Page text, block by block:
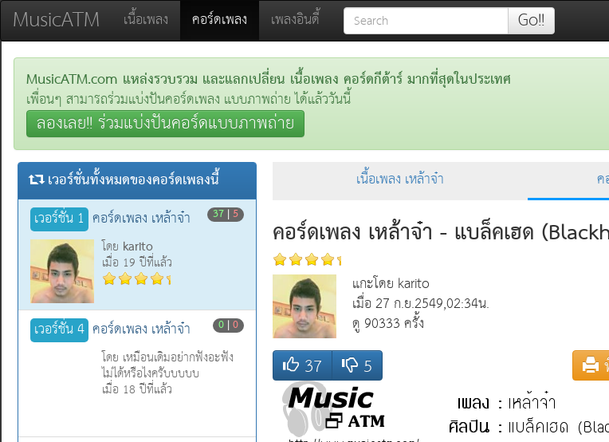
MusicATM เนื้อเพลง คอร์ดเพลง (current)
เพลงอินดี้ Go!!
MusicATM.com แหล่งรวบรวม และแลกเปลี่ยน เนื้อเพลง คอร์ดกีต้าร์ มากที่สุดในประเทศ
เพื่อนๆ สามารถร่วมแบ่งปันคอร์ดเพลง แบบภาพถ่าย ได้แล้ววันนี้
ลองเลย!! ร่วมแบ่งปันคอร์ดแบบภาพถ่าย
เนื้อเพลง เหล้าจ๋า ค
คอร์ดเพลง เหล้าจ๋า - แบล็คเฮด
แกะโดย karito
เมื่อ 27 ก.ย.2549,02:34น.
ดู 90333 ครั้ง
37 5
เวอร์ชั่นทั้งหมดของคอร์ดเพลงนี้
เวอร์ชั่น 1 คอร์ดเพลง เหล้าจ๋า 37 |5
โดย karito
เมื่อ 19 ปีที่แล้ว
เวอร์ชั่น 4 คอร์ดเพลง เหล้าจ๋า 0 |0
โดย เหมือนเดิมอย่ากฟังอะฟัง
ไม่ได้หรือไงครับบบบบ
เมื่อ 18 ปีที่แล้ว